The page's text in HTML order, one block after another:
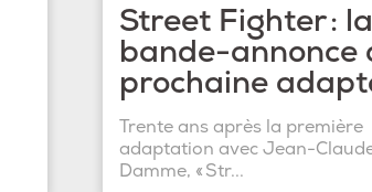
Street Fighter : la
bande-annonce
prochaine
Trente ans après la première
adaptation avec Jean-
Damme, « Str...